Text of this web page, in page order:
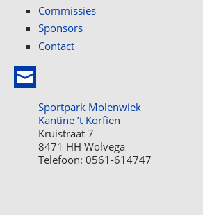
Commissies
Sponsors
Contact
Sportpark Molenwiek
Kantine ’t Korfien
Kruistraat 7
8471 HH Wolvega
Telefoon: 0561-614747